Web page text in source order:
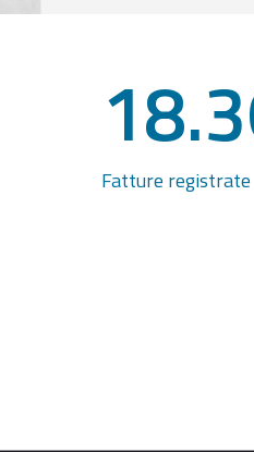
Fatture registrate